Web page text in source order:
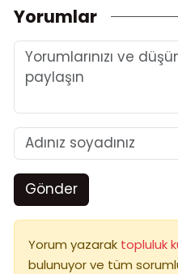
Yorumlar
Gönder
Yorum yazarak topluluk
bulunuyor ve tüm